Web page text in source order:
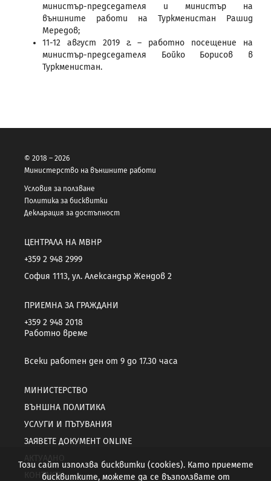
министър-председателя и министър на
външните работи на Туркменистан Рашид
Мередов;
11-12 август 2019 г. – работно посещение на
министър-председателя Бойко Борисов в
Туркменистан.
© 2018 – 2026
Министерство на външните работи
Условия за ползване
Политика за бисквитки
Декларация за достъпност
ЦЕНТРАЛА НА МВНР
+359 2 948 2999
София 1113, ул. Александър Жендов 2
ПРИЕМНА ЗА ГРАЖДАНИ
+359 2 948 2018
Работно време
Всеки работен ден от 9 до 17.30 часа
МИНИСТЕРСТВО
ВЪНШНА ПОЛИТИКА
УСЛУГИ И ПЪТУВАНИЯ
ЗАЯВЕТЕ ДОКУМЕНТ ONLINE
КОНТАКТИ
Този сайт използва бисквитки (cookies). Като приемете
бисквитките, можете да се възползвате от